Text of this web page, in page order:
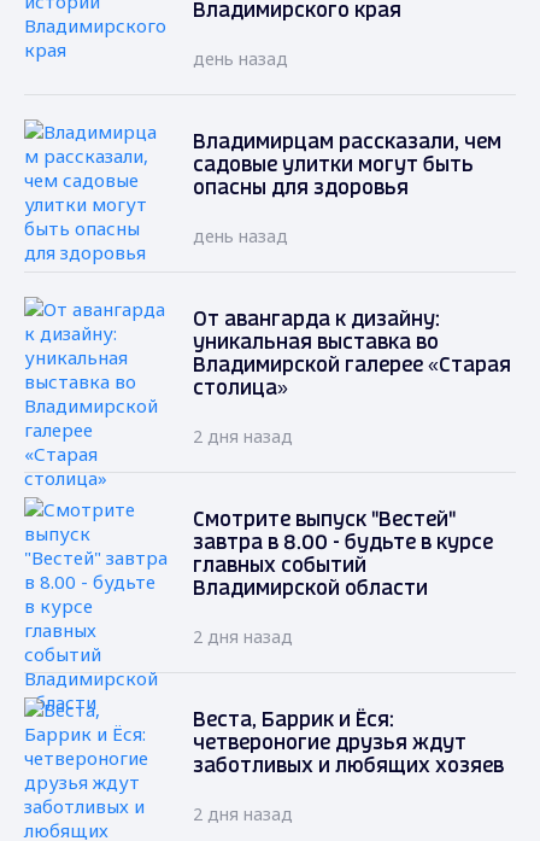
Владимирского края
день назад
Владимирцам рассказали, чем
садовые улитки могут быть
опасны для здоровья
день назад
От авангарда к дизайну:
уникальная выставка во
Владимирской галерее «Старая
столица»
2 дня назад
Смотрите выпуск "Вестей"
завтра в 8.00 - будьте в курсе
главных событий
Владимирской области
2 дня назад
Веста, Баррик и Ёся:
четвероногие друзья ждут
заботливых и любящих хозяев
2 дня назад